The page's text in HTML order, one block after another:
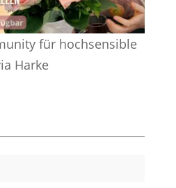
für hochsensible
Harke